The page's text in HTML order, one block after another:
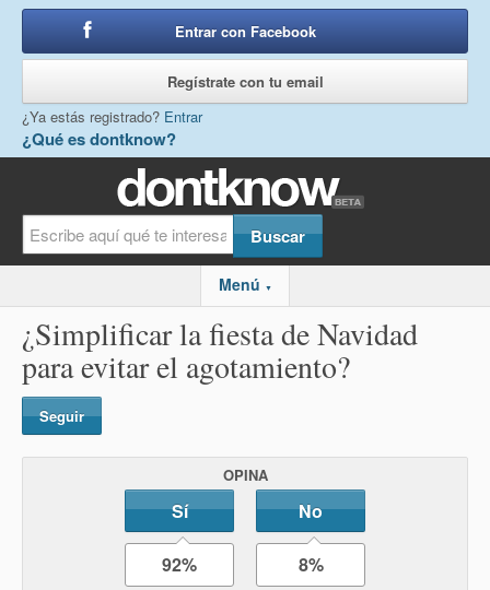
¿Qué es dontknow?
Entrar con Facebook
Regístrate con tu email
¿Ya estás registrado? Entrar
Menú ▼
¿Simplificar la fiesta de Navidad
para evitar el agotamiento?
Seguir
OPINA
Sí No
92% 8%